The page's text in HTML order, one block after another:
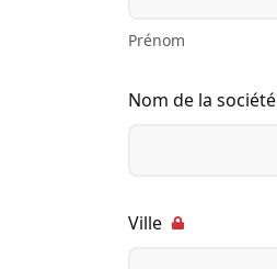
Prénom
Nom de la société
Ville